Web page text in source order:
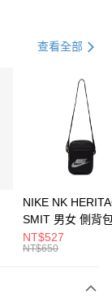
21家銀行
查看全部
NIKE NK
SMIT 男女 側背
BA5871010
NT$527
NT$650